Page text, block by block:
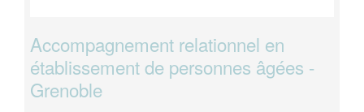
Accompagnement relationnel en
établissement de personnes âgées -
Grenoble